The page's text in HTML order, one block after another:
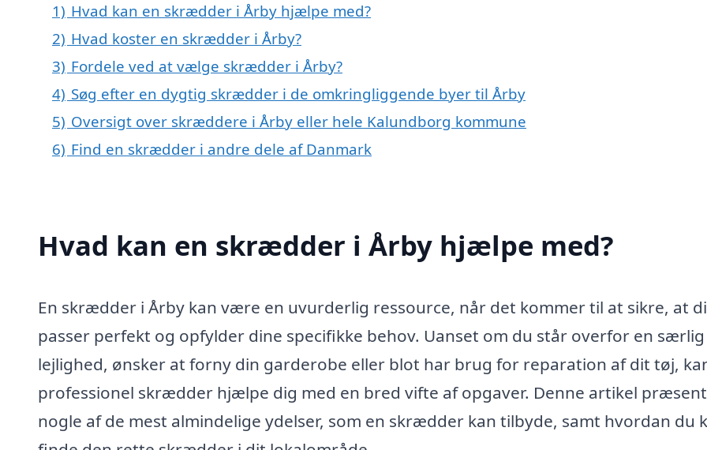
1) Hvad kan en skrædder i Årby hjælpe med?
2) Hvad koster en skrædder i Årby?
3) Fordele ved at vælge skrædder i Årby?
4) Søg efter en dygtig skrædder i de omkringliggende byer til Årby
5) Oversigt over skræddere i Årby eller hele Kalundborg kommune
6) Find en skrædder i andre dele af Danmark
Hvad kan en skrædder i Årby hjælpe med?
En skrædder i Årby kan være en uvurderlig ressource, når det kommer til at sikre, at
passer perfekt og opfylder dine specifikke behov. Uanset om du står overfor en særlig
lejlighed, ønsker at forny din garderobe eller blot har brug for reparation af dit tøj,
professionel skrædder hjælpe dig med en bred vifte af opgaver. Denne artikel
nogle af de mest almindelige ydelser, som en skrædder kan tilbyde, samt hvordan du